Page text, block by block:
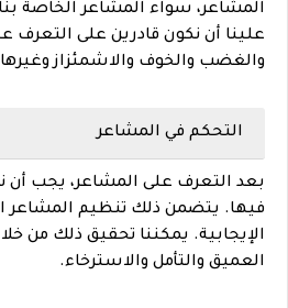
المشاعر، سواء المشاعر الخاصة
علينا أن نكون قادرين على التعرف
والغضب والخوف والاشمئزاز
التحكم في المشاعر
بعد التعرف على المشاعر، يجب أن
فيها. يتضمن ذلك تنظيم المشاعر
الإيجابية. يمكننا تحقيق ذلك من
العميق والتأمل والاسترخاء.